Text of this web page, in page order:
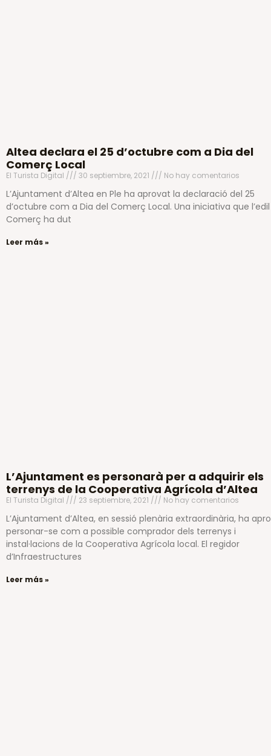
Altea declara el 25 d’octubre com a Dia del
Comerç Local
El Turista Digital 30 septiembre, 2021 No hay comentarios
L’Ajuntament d’Altea en Ple ha aprovat la declaració del 25
d’octubre com a Dia del Comerç Local. Una iniciativa que
Comerç ha dut
Leer más »
L’Ajuntament es personarà per a adquirir els
terrenys de la Cooperativa Agrícola d’Altea
El Turista Digital 23 septiembre, 2021 No hay comentarios
L’Ajuntament d’Altea, en sessió plenària extraordinària, ha
personar-se com a possible comprador dels terrenys i
instal·lacions de la Cooperativa Agrícola local. El regidor
d’Infraestructures
Leer más »